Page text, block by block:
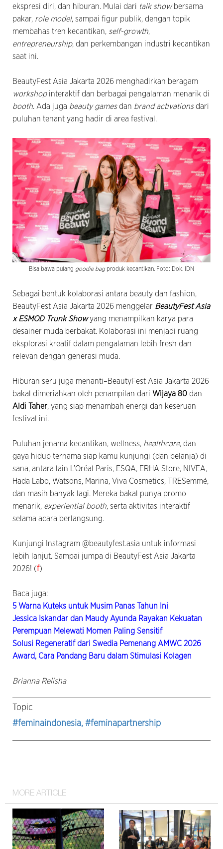
ekspresi diri, dan hiburan. Mulai dari talk show bersama
pakar, role model, sampai figur publik, dengan topik
membahas tren kecantikan, self-growth,
entrepreneurship, dan perkembangan industri kecantikan
saat ini.
BeautyFest Asia Jakarta 2026 menghadirkan beragam
workshop interaktif dan berbagai pengalaman menarik di
booth. Ada juga beauty gamesdan brand activationsdari
puluhan tenant yang hadir di area festival.
Bisa bawa pulang goodie bagproduk kecantikan. Foto: Dok. IDN
Sebagai bentuk kolaborasi antara beauty dan fashion,
BeautyFest Asia Jakarta 2026 menggelar BeautyFest Asia
x ESMOD Trunk Showyang menampilkan karya para
desainer muda berbakat. Kolaborasi ini menjadi ruang
eksplorasi kreatif dalam pengalaman lebih fresh dan
relevan dengan generasi muda.
Hiburan seru juga menanti–BeautyFest Asia Jakarta 2026
bakal dimeriahkan oleh penampilan dari Wijaya 80 dan
Aldi Taher, yang siap menambah energi dan keseruan
festival ini.
Puluhan jenama kecantikan, wellness, healthcare, dan
gaya hidup ternama siap kamu kunjungi (dan belanja) di
sana, antara lain L’Oréal Paris, ESQA, ERHA Store, NIVEA,
Hada Labo, Watsons, Marina, Viva Cosmetics, TRESemmé,
dan masih banyak lagi. Mereka bakal punya promo
menarik, experiential booth, serta aktivitas interaktif
selama acara berlangsung.
Kunjungi Instagram @beautyfest.asia untuk informasi
lebih lanjut. Sampai jumpa di BeautyFest Asia Jakarta
2026! (f)
Baca juga:
5 Warna Kuteks untuk Musim Panas Tahun Ini
Jessica Iskandar dan Maudy Ayunda Rayakan Kekuatan
Perempuan Melewati Momen Paling Sensitif
Solusi Regeneratif dari Swedia Pemenang AMWC 2026
Award, Cara Pandang Baru dalam Stimulasi Kolagen
Brianna Relisha
Topic
#feminaindonesia, #feminapartnership
MORE ARTICLE